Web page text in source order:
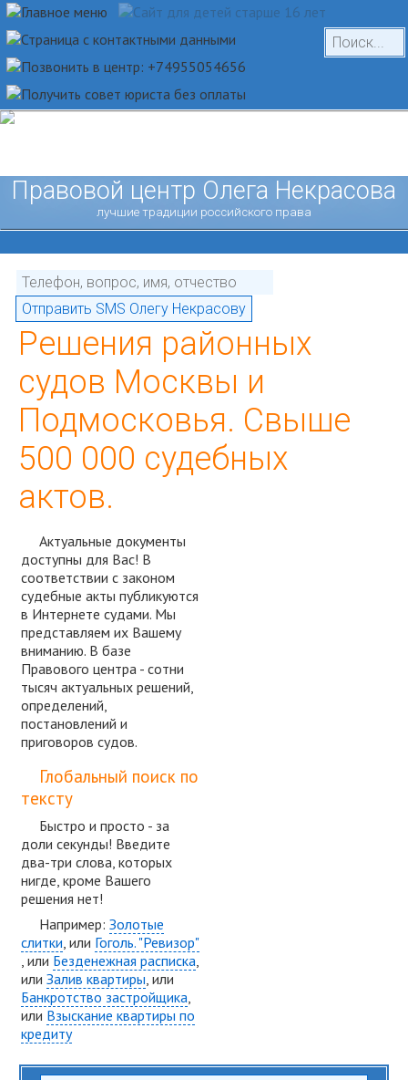
Правовой центр Олега Некрасова
лучшие традиции российского права
Решения районных
судов Москвы и
Подмосковья. Свыше
500 000 судебных
актов.
Актуальные документы
доступны для Вас! В
соответствии с законом
судебные акты публикуются
в Интернете судами. Мы
представляем их Вашему
вниманию. В базе
Правового центра - сотни
тысяч актуальных решений,
определений,
постановлений и
приговоров судов.
Глобальный поиск по
тексту
Быстро и просто - за
доли секунды! Введите
два-три слова, которых
нигде, кроме Вашего
решения нет!
Например: Золотые
слитки, или Гоголь. "Ревизор"
, или Безденежная расписка,
или Залив квартиры, или
Банкротство застройщика,
или Взыскание квартиры по
кредиту